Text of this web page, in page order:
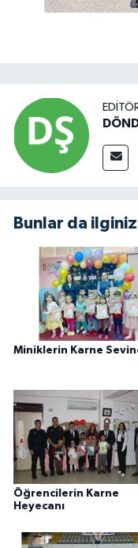
Bunlar da
Miniklerin Karne
Öğrencilerin Karne
Heyecanı